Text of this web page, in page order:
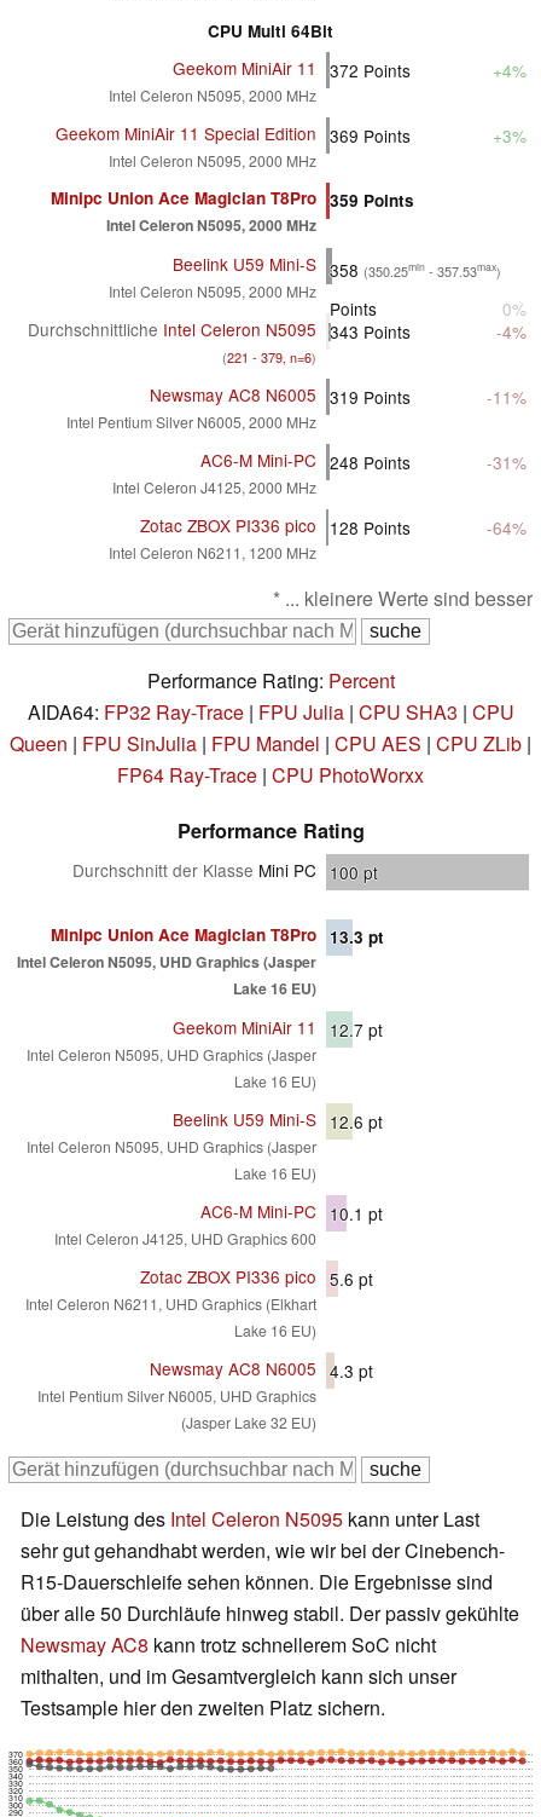
CPU Multi 64Bit
Geekom MiniAir 11
Intel Celeron N5095, 2000 MHz
372 Points +4%
Geekom MiniAir 11 Special Edition
Intel Celeron N5095, 2000 MHz
369 Points +3%
Minipc Union Ace Magician T8Pro
Intel Celeron N5095, 2000 MHz
359 Points
Beelink U59 Mini-S
Intel Celeron N5095, 2000 MHz
358 (350.25min - 357.53max)
Points
0%
Durchschnittliche Intel Celeron N5095
(221 - 379, n=6)
343 Points -4%
Newsmay AC8 N6005
Intel Pentium Silver N6005, 2000 MHz
319 Points -11%
AC6-M Mini-PC
Intel Celeron J4125, 2000 MHz
248 Points -31%
Zotac ZBOX PI336 pico
Intel Celeron N6211, 1200 MHz
128 Points -64%
* ... kleinere Werte sind besser
Performance Rating: Percent
AIDA64: FP32 Ray-Trace| FPU Julia| CPU SHA3 | CPU
Queen | FPU SinJulia | FPU Mandel | CPU AES | CPU ZLib |
FP64 Ray-Trace | CPU PhotoWorxx
Performance Rating
Durchschnitt der Klasse Mini PC 100 pt
Minipc Union Ace Magician T8Pro
Intel Celeron N5095, UHD Graphics (Jasper
Lake 16 EU)
13.3 pt
Geekom MiniAir 11
Intel Celeron N5095, UHD Graphics (Jasper
Lake 16 EU)
12.7 pt
Beelink U59 Mini-S
Intel Celeron N5095, UHD Graphics (Jasper
Lake 16 EU)
12.6 pt
AC6-M Mini-PC
Intel Celeron J4125, UHD Graphics 600
10.1 pt
Zotac ZBOX PI336 pico
Intel Celeron N6211, UHD Graphics (Elkhart
Lake 16 EU)
5.6 pt
Newsmay AC8 N6005
Intel Pentium Silver N6005, UHD Graphics
(Jasper Lake 32 EU)
4.3 pt
Die Leistung des Intel Celeron N5095 kann unter Last
sehr gut gehandhabt werden, wie wir bei der Cinebench-
R15-Dauerschleife sehen können. Die Ergebnisse sind
über alle 50 Durchläufe hinweg stabil. Der passiv gekühlte
Newsmay AC8 kann trotz schnellerem SoC nicht
mithalten, und im Gesamtvergleich kann sich unser
Testsample hier den zweiten Platz sichern.
290
300
310
320
330
340
350
360
370